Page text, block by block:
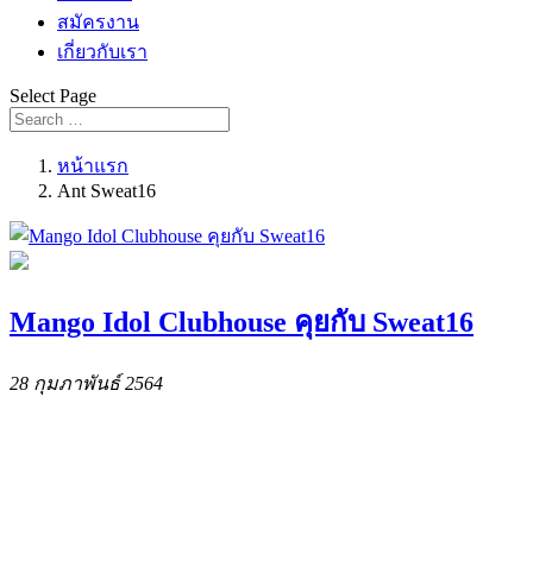
สมัครงาน
เกี่ยวกับเรา
Select Page
หน้าแรก
Ant Sweat16
Mango Idol Clubhouse คุยกับ Sweat16
28 กุมภาพันธ์ 2564